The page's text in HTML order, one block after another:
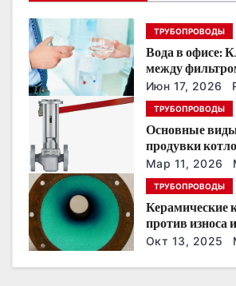
п
о
з
п
и
с
я
м
ТРУБОПРОВОДЫ
Вода в офисе:
между
Июн 17, 2026
ТРУБОПРОВОДЫ
Основные
продувки
устройств и
Мар 11, 2026
ТРУБОПРОВОДЫ
Керамические
против износа
они работают
Окт 13, 2025